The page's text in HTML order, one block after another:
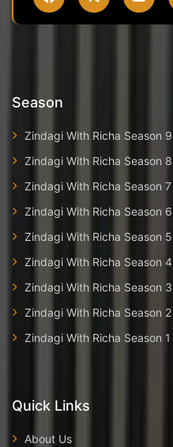
Season
Zindagi With Richa Season 9
Zindagi With Richa Season 8
Zindagi With Richa Season 7
Zindagi With Richa Season 6
Zindagi With Richa Season 5
Zindagi With Richa Season 4
Zindagi With Richa Season 3
Zindagi With Richa Season 2
Zindagi With Richa Season 1
Quick Links
About Us